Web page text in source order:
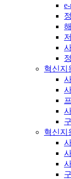
혁신지
혁신지